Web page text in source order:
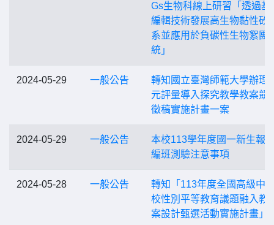
Gs生物科線上研習「透過基
編輯技術發展高生物黏性矽
系並應用於負碳性生物絮團
統」
2024-05-29 一般公告
轉知國立臺灣師範大學辦理
元評量導入探究教學教案競
徵稿實施計畫一案
2024-05-29 一般公告
本校113學年度國一新生報
編班測驗注意事項
2024-05-28 一般公告
轉知「113年度全國高級中
校性別平等教育議題融入教
案設計甄選活動實施計畫」